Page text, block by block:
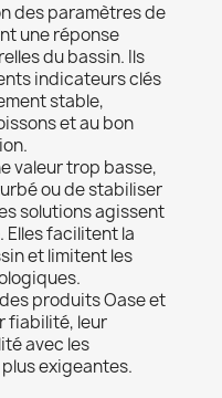
des paramètres de
une réponse
du bassin. Ils
indicateurs clés
stable,
et au bon
valeur trop basse,
ou de stabiliser
solutions agissent
facilitent la
et limitent les
produits Oase et
fiabilité, leur
avec les
exigeantes.